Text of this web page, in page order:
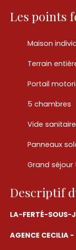
Les points
Maison
Terrain
Portail
5 chambres
Vide sanitaire
Panneaux
Grand
Descriptif
LA-FERTÉ-SOUS-
AGENCE CECILIA -